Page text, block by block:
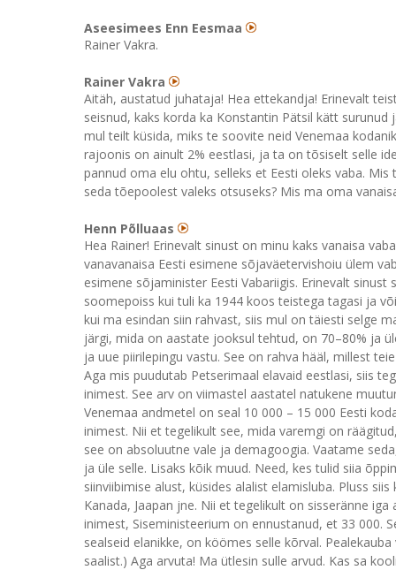
Aseesimees Enn Eesmaa
Rainer Vakra.
Rainer Vakra
Aitäh, austatud juhataja! Hea ettekandja! Erinevalt
seisnud, kaks korda ka Konstantin Pätsil kätt
mul teilt küsida, miks te soovite neid Venemaa
rajoonis on ainult 2% eestlasi, ja ta on tõsiselt selle
pannud oma elu ohtu, selleks et Eesti oleks vaba.
seda tõepoolest valeks otsuseks? Mis ma oma
Henn Põlluaas
Hea Rainer! Erinevalt sinust on minu kaks vanaisa
vanavanaisa Eesti esimene sõjaväetervishoiu ülem
esimene sõjaminister Eesti Vabariigis. Erinevalt
soomepoiss kui tuli ka 1944 koos teistega tagasi ja
kui ma esindan siin rahvast, siis mul on täiesti selge
järgi, mida on aastate jooksul tehtud, on 70–80% ja
ja uue piirilepingu vastu. See on rahva hääl, millest
Aga mis puudutab Petserimaal elavaid eestlasi, siis
inimest. See arv on viimastel aastatel natukene
Venemaa andmetel on seal 10 000 – 15 000 Eesti
inimest. Nii et tegelikult see, mida varemgi on
see on absoluutne vale ja demagoogia. Vaatame
ja üle selle. Lisaks kõik muud. Need, kes tulid siia
siinviibimise alust, küsides alalist elamisluba. Pluss
Kanada, Jaapan jne. Nii et tegelikult on sisseränne
inimest, Siseministeerium on ennustanud, et 33 000.
sealseid elanikke, on köömes selle kõrval.
saalist.) Aga arvuta! Ma ütlesin sulle arvud. Kas sa